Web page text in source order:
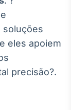
soluções
eles apoiem
precisão?.